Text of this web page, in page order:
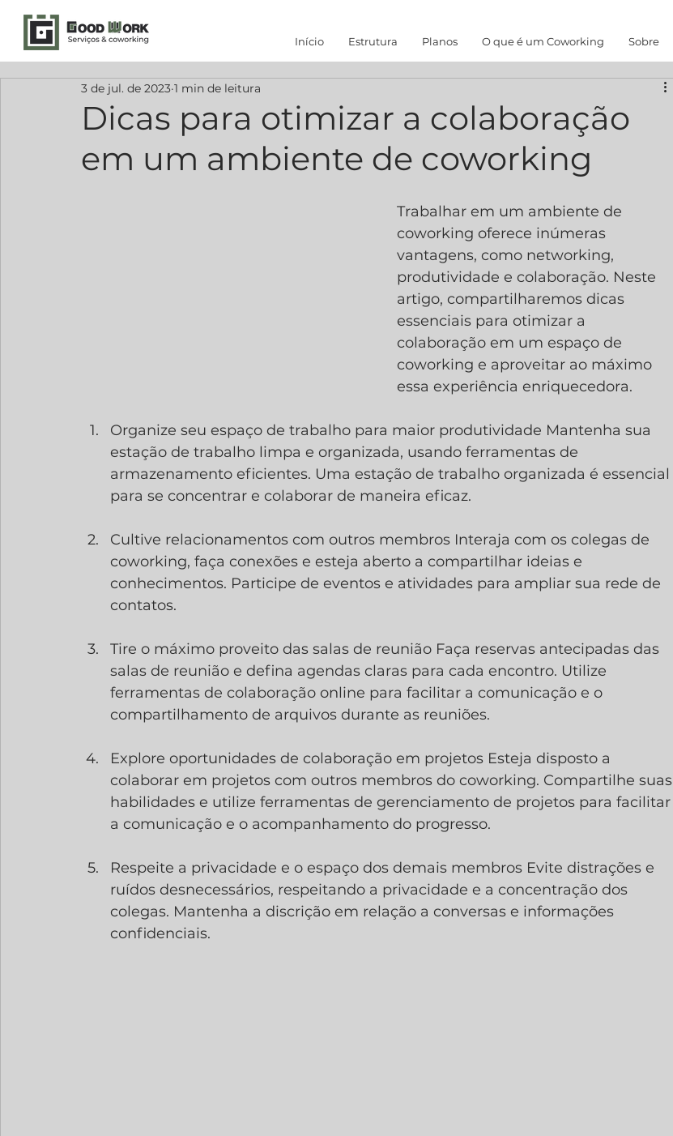
Início Estrutura Planos O que é um Coworking Sobre
Dicas para otimizar a colaboração
em um ambiente de coworking
3 de jul. de 2023 1 min de leitura
Trabalhar em um ambiente de
coworking oferece inúmeras
vantagens, como networking,
produtividade e colaboração. Neste
artigo, compartilharemos dicas
essenciais para otimizar a
colaboração em um espaço de
coworking e aproveitar ao máximo
essa experiência enriquecedora.
Organize seu espaço de trabalho para maior produtividade Mantenha sua
estação de trabalho limpa e organizada, usando ferramentas de
armazenamento eficientes. Uma estação de trabalho organizada é essencial
para se concentrar e colaborar de maneira eficaz.
Cultive relacionamentos com outros membros Interaja com os colegas de
coworking, faça conexões e esteja aberto a compartilhar ideias e
conhecimentos. Participe de eventos e atividades para ampliar sua rede de
contatos.
Tire o máximo proveito das salas de reunião Faça reservas antecipadas das
salas de reunião e defina agendas claras para cada encontro. Utilize
ferramentas de colaboração online para facilitar a comunicação e o
compartilhamento de arquivos durante as reuniões.
Explore oportunidades de colaboração em projetos Esteja disposto a
colaborar em projetos com outros membros do coworking. Compartilhe suas
habilidades e utilize ferramentas de gerenciamento de projetos para facilitar
a comunicação e o acompanhamento do progresso.
Respeite a privacidade e o espaço dos demais membros Evite distrações e
ruídos desnecessários, respeitando a privacidade e a concentração dos
colegas. Mantenha a discrição em relação a conversas e informações
confidenciais.